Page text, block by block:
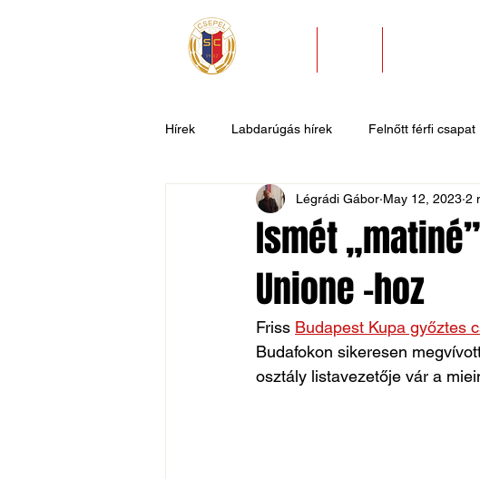
Hírek Labdarúgás hírek Felnőtt férfi csapat
U9 U7 Evezős hírek
Csepel SC II Általános hírek
Ismét
Unione -hoz
Légrádi Gábor May 12, 2023 2
Friss Budapest Kupa győztes
Budafokon sikeresen
osztály listavezetője vár a